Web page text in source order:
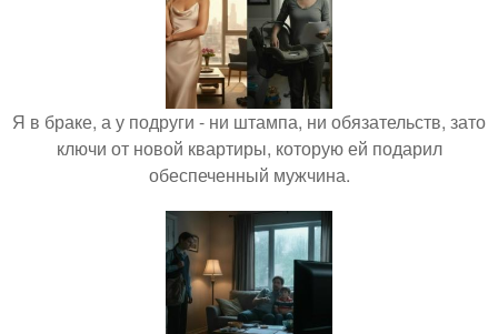
Я в браке, а у подруги - ни штампа, ни обязательств, зато
ключи от новой квартиры, которую ей подарил
обеспеченный мужчина.